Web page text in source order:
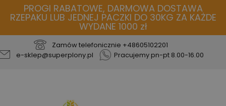
PROGI RABATOWE, DARMOWA DOSTAWA
RZEPAKU LUB JEDNEJ PACZKI DO 30KG ZA KAŻDE
WYDANE 1000 zł
Zamów telefonicznie +48605102201
e-sklep@superplony.pl
Pracujemy pn-pt 8.00-16.00